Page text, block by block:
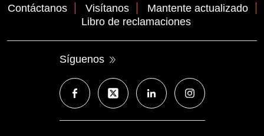
Contáctanos Visítanos
Mantente actualizado
Libro de reclamaciones
Síguenos